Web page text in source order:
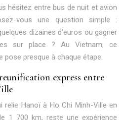
hésitez entre bus de nuit et avion
vous une question simple :
dizaines d’euros ou gagner
sur place ? Au Vietnam, ce
presque à chaque étape.
express entre
relie Hanoï à Ho Chi Minh-Ville en
1 700 km, reste une expérience